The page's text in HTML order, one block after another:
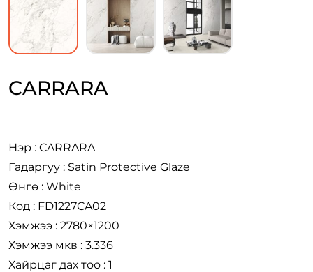
CARRARA
Нэр : CARRARA
Гадаргуу : Satin Protective Glaze
Өнгө : White
Код : FD1227CA02
Хэмжээ : 2780×1200
Хэмжээ мкв : 3.336
Хайрцаг дах тоо : 1